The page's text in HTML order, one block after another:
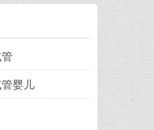
婴儿